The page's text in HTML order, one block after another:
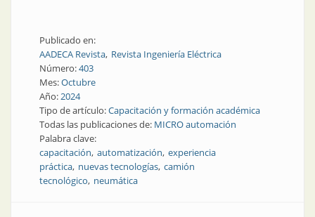
Publicado en:
AADECA Revista Revista Ingeniería Eléctrica
Número:403
Mes:Octubre
Año:2024
Tipo de artículo:Capacitación y formación académica
Todas las publicaciones de: MICRO automación
Palabra clave:
capacitación automatización experiencia
práctica nuevas tecnologías camión
tecnológico neumática